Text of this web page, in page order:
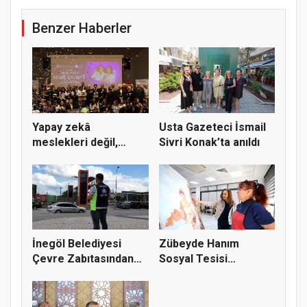
Benzer Haberler
Yapay zekâ
meslekleri değil,
Usta Gazeteci İsmail
Sivri Konak’ta anıldı
İnegöl Belediyesi
Çevre Zabıtasından
Zübeyde Hanım
Sosyal Tesisi